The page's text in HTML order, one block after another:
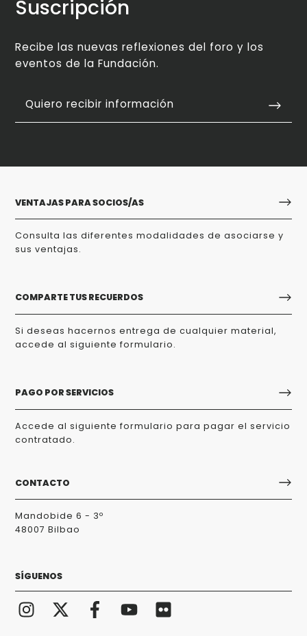
Suscripción
Recibe las nuevas reflexiones del foro y los
eventos de la Fundación.
Quiero recibir información
VENTAJAS PARA SOCIOS/AS
Consulta las diferentes modalidades de asociarse y
sus ventajas.
COMPARTE TUS RECUERDOS
Si deseas hacernos entrega de cualquier material,
accede al siguiente formulario.
PAGO POR SERVICIOS
Accede al siguiente formulario para pagar el servicio
contratado.
CONTACTO
Mandobide 6 - 3º
48007 Bilbao
SÍGUENOS